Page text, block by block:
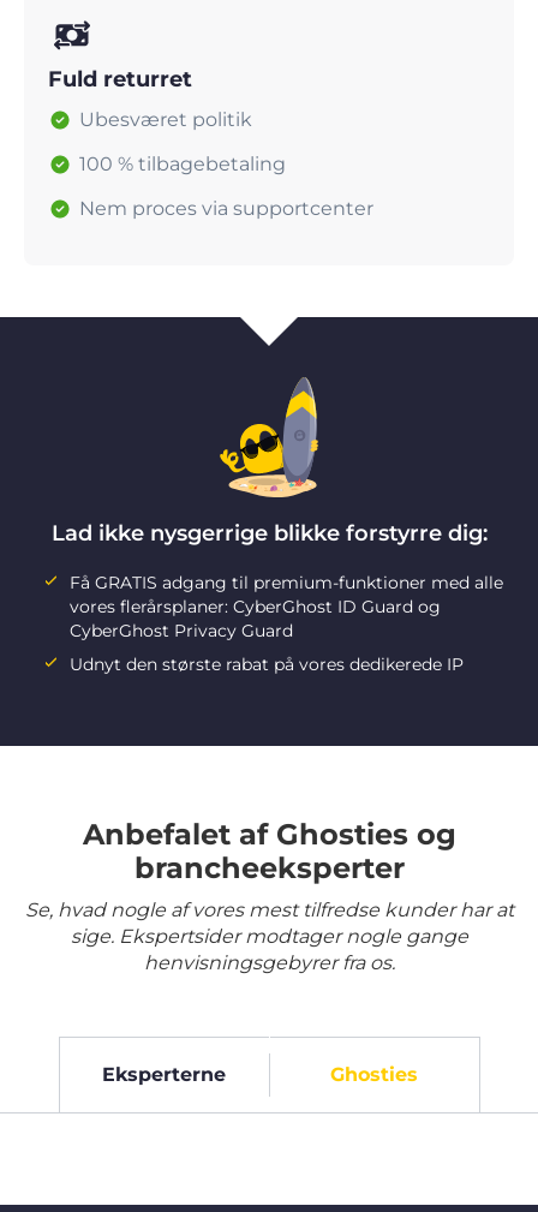
Fuld returret
Ubesværet politik
100 % tilbagebetaling
Nem proces via supportcenter
Lad ikke nysgerrige blikke forstyrre dig:
Få GRATIS adgang til premium-funktioner med alle
vores flerårsplaner: CyberGhost ID Guard og
CyberGhost Privacy Guard
Udnyt den største rabat på vores dedikerede IP
Anbefalet af Ghosties og
brancheeksperter
Se, hvad nogle af vores mest tilfredse kunder har at
sige. Ekspertsider modtager nogle gange
henvisningsgebyrer fra os.
Eksperterne Ghosties